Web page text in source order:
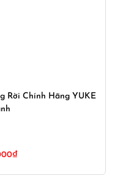
Rời Chính Hãng YUKE
₫Giá